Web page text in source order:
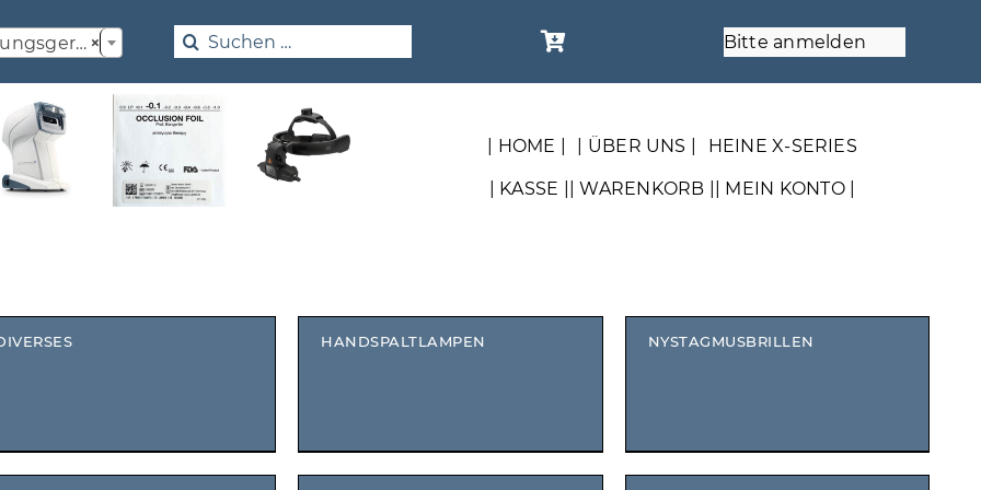
×
/ Refraktometrie
Search
Bitte anmelden
| HOME | | ÜBER UNS | HEINE X-SERIES
| KASSE | | WARENKORB | | MEIN KONTO |
HANDSPALTLAMPEN NYSTAGMUSBRILLEN